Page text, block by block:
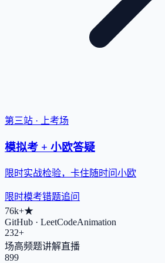
第三站 · 上考场
模拟考 + 小欧答疑
限时实战检验，卡住随时问小欧
限时模考错题追问
76k+★
GitHub · LeetCodeAnimation
232+
场高频题讲解直播
899